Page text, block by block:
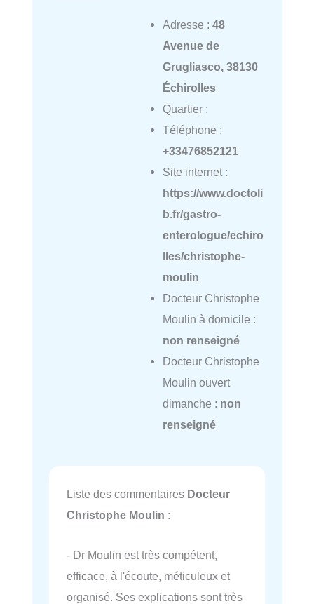
Adresse : 48
Avenue de
Grugliasco, 38130
Échirolles
Quartier :
Téléphone :
+33476852121
Site internet :
https://www.doctoli
b.fr/gastro-
enterologue/echiro
lles/christophe-
moulin
Docteur Christophe
Moulin à domicile :
non renseigné
Docteur Christophe
Moulin ouvert
dimanche : non
renseigné
Liste des commentaires Docteur
Christophe Moulin :
- Dr Moulin est très compétent,
efficace, à l'écoute, méticuleux et
organisé. Ses explications sont très